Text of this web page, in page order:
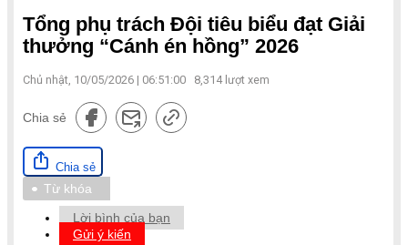
Tổng phụ trách Đội tiêu biểu đạt Giải
thưởng “Cánh én hồng” 2026
Chủ nhật, 10/05/2026 | 06:51:00 8,314lượt xem
Chia sẻ
Chia sẻ
Từ khóa
Lời bình của bạn
Gửi ý kiến